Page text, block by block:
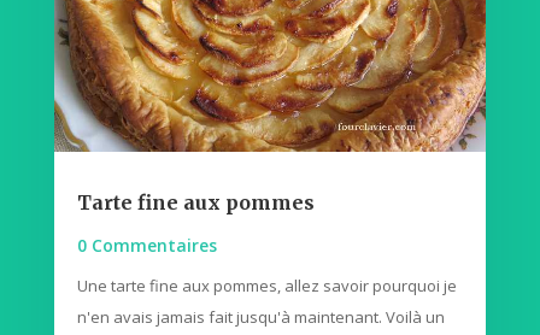
Tarte fine aux pommes
0 Commentaires
Une tarte fine aux pommes, allez savoir pourquoi je
n'en avais jamais fait jusqu'à maintenant. Voilà un